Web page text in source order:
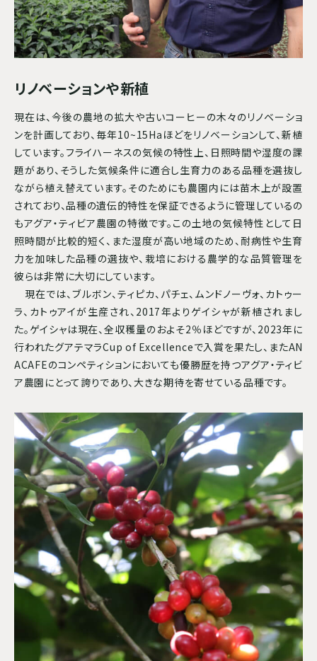
リノベーションや新植
現在は、今後の農地の拡大や古いコーヒーの木々のリノベーショ
ンを計画しており、毎年10~15Haほどをリノベーションして、新植
しています。フライハーネスの気候の特性上、日照時間や湿度の課
題があり、そうした気候条件に適合し生育力のある品種を選抜し
ながら植え替えています。そのためにも農園内には苗木上が設置
されており、品種の遺伝的特性を保証できるように管理しているの
もアグア・ティビア農園の特徴です。この土地の気候特性として日
照時間が比較的短く、また湿度が高い地域のため、耐病性や生育
力を加味した品種の選抜や、栽培における農学的な品質管理を
彼らは非常に大切にしています。
現在では、ブルボン、ティピカ、パチェ、ムンドノーヴォ、カトゥー
ラ、カトゥアイが生産され、2017年よりゲイシャが新植されまし
た。ゲイシャは現在、全収穫量のおよそ2％ほどですが、2023年に
行われたグアテマラCup of Excellenceで入賞を果たし、またAN
ACAFEのコンペティションにおいても優勝歴を持つアグア・ティビ
ア農園にとって誇りであり、大きな期待を寄せている品種です。